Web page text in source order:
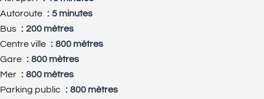
Autoroute
5 minutes
Bus
200 mètres
Centre ville
800 mètres
Gare
800 mètres
Mer
800 mètres
Parking public
800 mètres